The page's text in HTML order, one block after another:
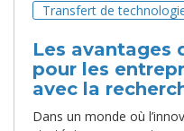
Transfert de
Les avantages
pour les
avec la
Dans un monde où